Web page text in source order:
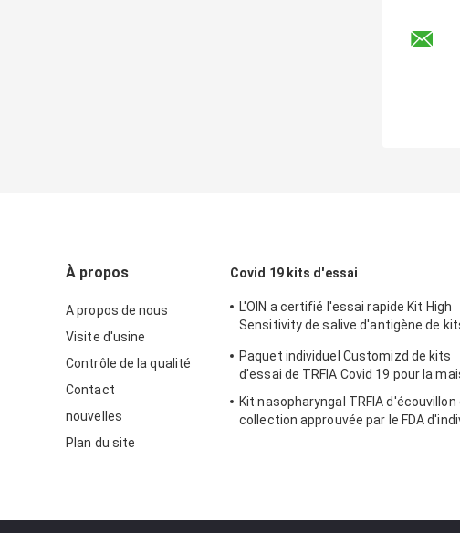
À propos
A propos de nous
Visite d'usine
Contrôle de la qualité
Contact
nouvelles
Plan du site
Covid 19 kits d'essai
L'OIN a certifié l'essai rapide Kit High
Sensitivity de salive d'antigène de
Paquet individuel Customizd de kits
d'essai de TRFIA Covid 19 pour la
Kit nasopharyngal TRFIA d'écouvillon
collection approuvée par le FDA